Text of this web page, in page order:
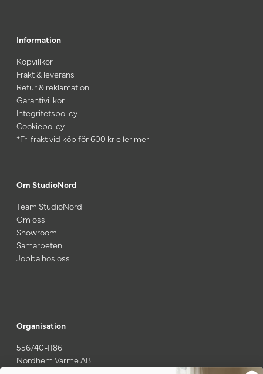
Information
Köpvillkor
Frakt & leverans
Retur & reklamation
Garantivillkor
Integritetspolicy
Cookiepolicy
*Fri frakt vid köp för 600 kr eller mer
Om StudioNord
Team StudioNord
Om oss
Showroom
Samarbeten
Jobba hos oss
Organisation
556740-1186
Nordhem Värme AB